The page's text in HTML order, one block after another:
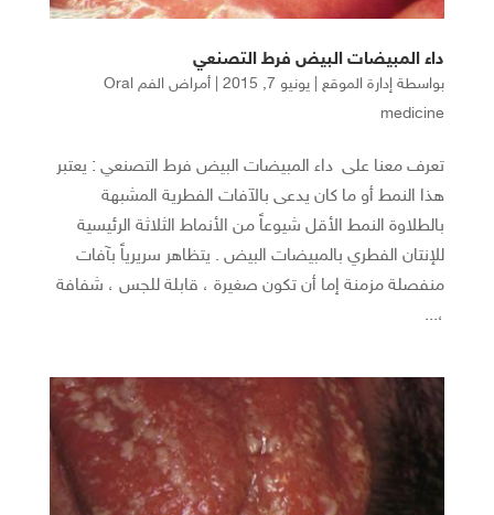
داء المبيضات البيض فرط التصنعي
بواسطة إدارة الموقع| يونيو 7, 2015 |
أمراض الفم Oral
medicine
تعرف معنا على داء المبيضات البيض فرط التصنعي : يعتبر
هذا النمط أو ما كان يدعى بالآفات الفطرية المشبهة
بالطلاوة النمط الأقل شيوعاً من الأنماط الثلاثة الرئيسية
للإنتان الفطري بالمبيضات البيض . يتظاهر سريرياً بآفات
منفصلة مزمنة إما أن تكون صغيرة ، قابلة للجس ، شفافة
،...